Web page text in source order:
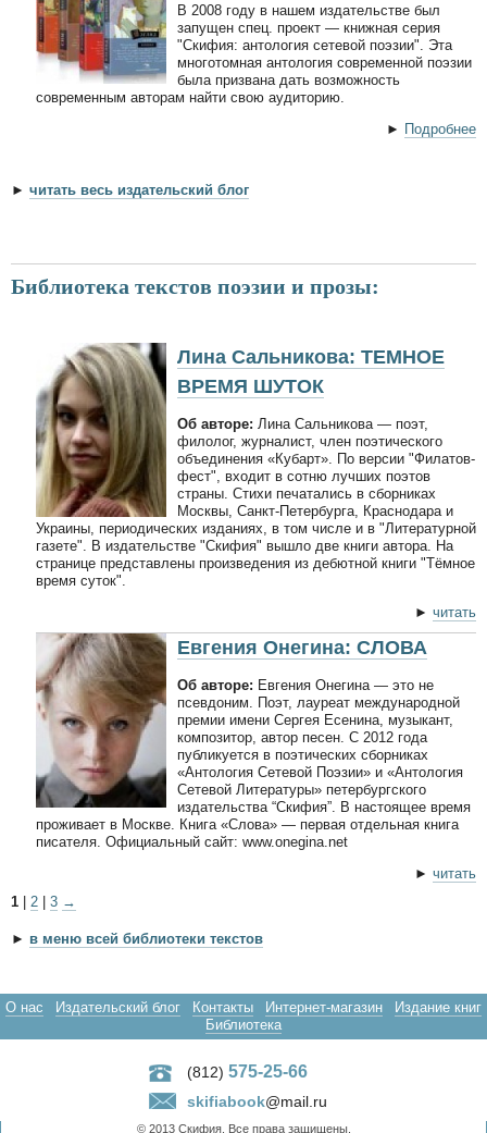
В 2008 году в нашем издательстве был
запущен спец. проект — книжная серия
"Скифия: антология сетевой поэзии". Эта
многотомная антология современной поэзии
была призвана дать возможность
современным авторам найти свою аудиторию.
► Подробнее
► читать весь издательский блог
Библиотека текстов поэзии и прозы:
Лина Сальникова: ТЕМНОЕ
ВРЕМЯ ШУТОК
Об авторе: Лина Сальникова — поэт,
филолог, журналист, член поэтического
объединения «Кубарт». По версии "Филатов-
фест", входит в сотню лучших поэтов
страны. Стихи печатались в сборниках
Москвы, Санкт-Петербурга, Краснодара и
Украины, периодических изданиях, в том числе и в "Литературной
газете". В издательстве "Скифия" вышло две книги автора. На
странице представлены произведения из дебютной книги "Тёмное
время суток".
► читать
Евгения Онегина: СЛОВА
Об авторе: Евгения Онегина — это не
псевдоним. Поэт, лауреат международной
премии имени Сергея Есенина, музыкант,
композитор, автор песен. С 2012 года
публикуется в поэтических сборниках
«Антология Сетевой Поэзии» и «Антология
Сетевой Литературы» петербургского
издательства “Скифия”. В настоящее время
проживает в Москве. Книга «Слова» — первая отдельная книга
писателя. Официальный сайт: www.onegina.net
► читать
1
2 3 →
► в меню всей библиотеки текстов
О нас Издательский блог Контакты Интернет-магазин
Издание книг
Библиотека
(812) 575-25-66
skifiabook@mail.ru
© 2013 Скифия. Все права защищены.